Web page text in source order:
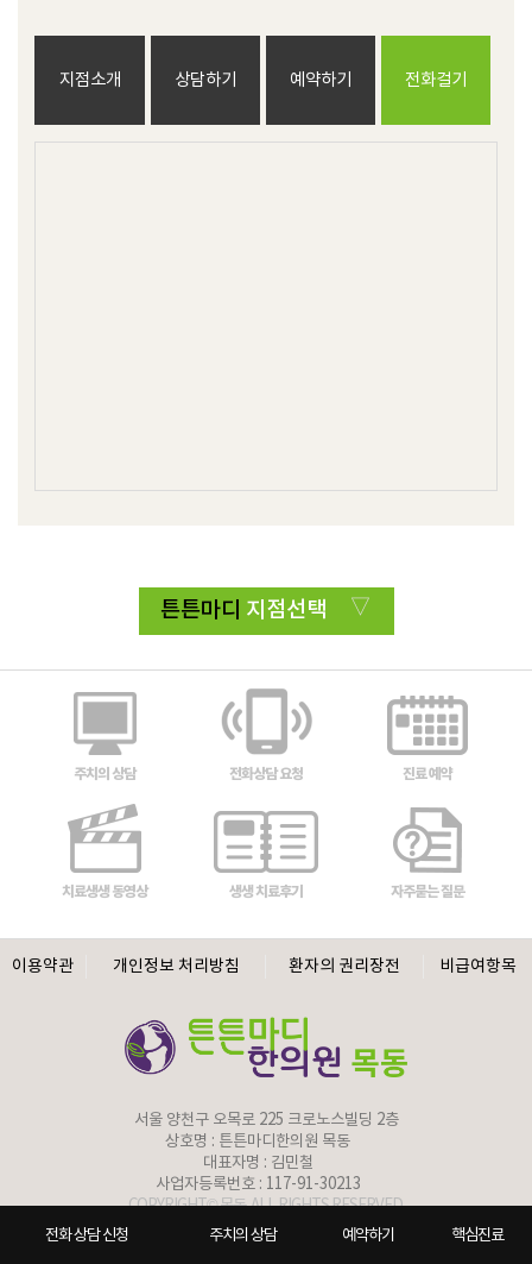
지점소개 상담하기 예약하기 전화걸기
튼튼마디 지점선택
주치의 상담 전화상담 요청 진료 예약
치료생생 동영상 생생 치료후기 자주묻는 질문
이용약관 개인정보 처리방침 환자의 권리장전 비급여항목
서울 양천구 오목로 225 크로노스빌딩 2층
상호명 : 튼튼마디한의원 목동
대표자명 : 김민철
사업자등록번호 : 117-91-30213
COPYRIGHT© 목동. ALL RIGHTS RESERVED.
병원홈페이지제작
전화 상담 신청 주치의 상담 예약하기 핵심진료